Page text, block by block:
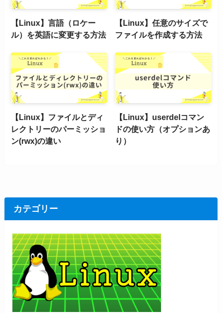
【Linux】言語（ロケー
ル）を英語に変更する方法
【Linux】任意のサイズで
ファイルを作成する方法
【Linux】ファイルとディ
レクトリーのパーミッショ
ン(rwx)の違い
【Linux】userdelコマン
ドの使い方（オプションあ
り）
カテゴリー